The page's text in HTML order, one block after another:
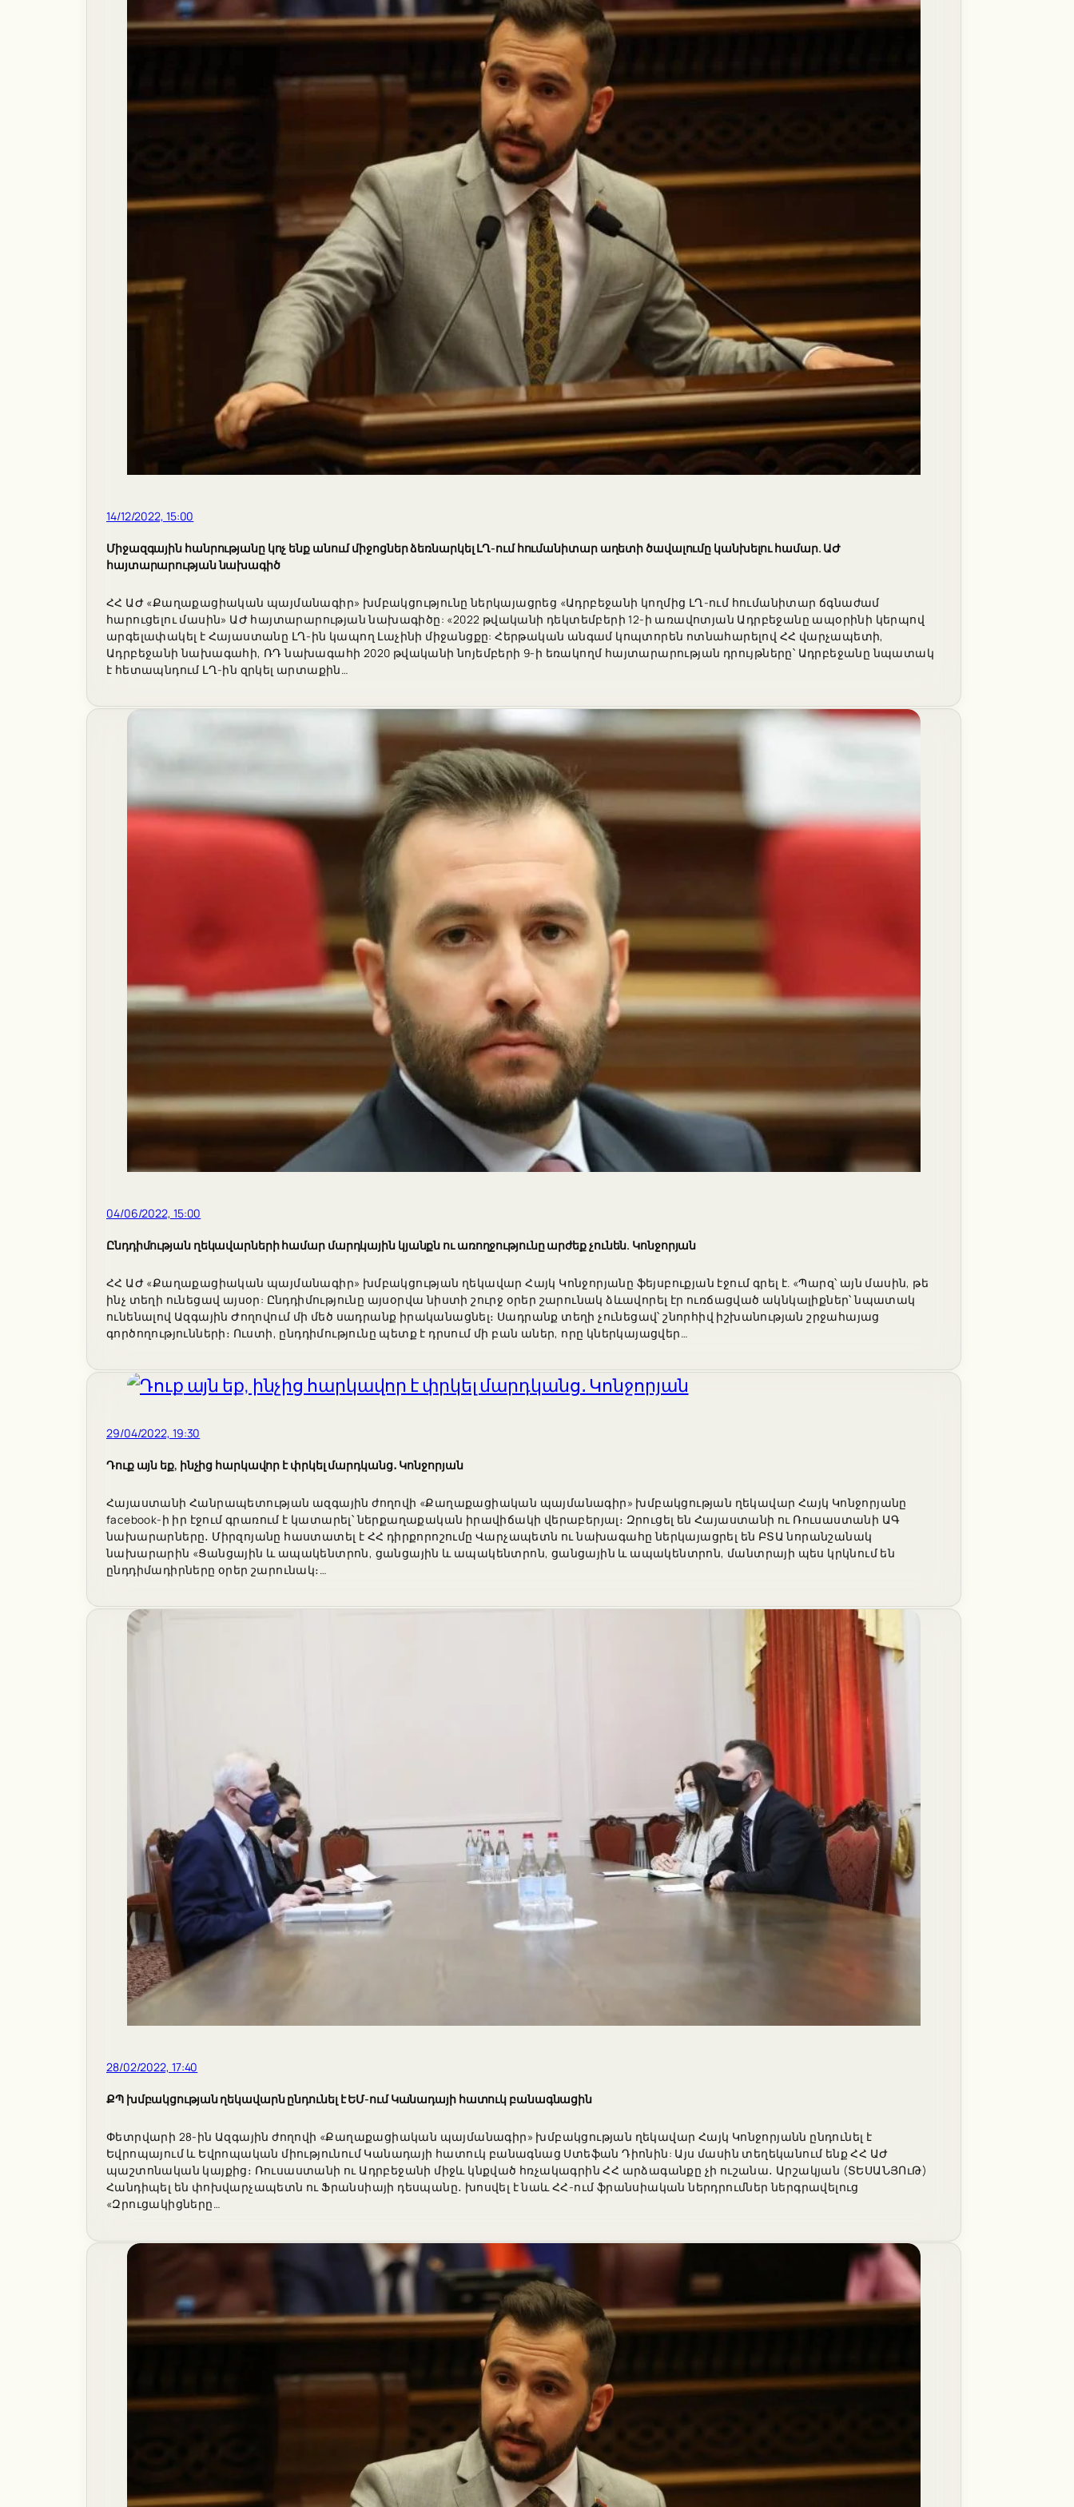
14/12/2022, 15:00
Միջազգային հանրությանը կոչ ենք անում միջոցներ ձեռնարկել ԼՂ-ում հումանիտար աղետի ծավալումը կանխելու համար. ԱԺ
հայտարարության նախագիծ
ՀՀ ԱԺ «Քաղաքացիական պայմանագիր» խմբակցությունը ներկայացրեց «Ադրբեջանի կողմից ԼՂ-ում հումանիտար ճգնաժամ
հարուցելու մասին» ԱԺ հայտարարության նախագիծը: «2022 թվականի դեկտեմբերի 12-ի առավոտյան Ադրբեջանը ապօրինի կերպով
արգելափակել է Հայաստանը ԼՂ-ին կապող Լաչինի միջանցքը: Հերթական անգամ կոպտորեն ոտնահարելով ՀՀ վարչապետի,
Ադրբեջանի նախագահի, ՌԴ նախագահի 2020 թվականի նոյեմբերի 9-ի եռակողմ հայտարարության դրույթները՝ Ադրբեջանը նպատակ
է հետապնդում ԼՂ-ին զրկել արտաքին…
04/06/2022, 15:00
Ընդդիմության ղեկավարների համար մարդկային կյանքն ու առողջությունը արժեք չունեն. Կոնջորյան
ՀՀ ԱԺ «Քաղաքացիական պայմանագիր» խմբակցության ղեկավար Հայկ Կոնջորյանը ֆեյսբուքյան էջում գրել է. «Պարզ՝ այն մասին, թե
ինչ տեղի ունեցավ այսօր: Ընդդիմությունը այսօրվա նիստի շուրջ օրեր շարունակ ձևավորել էր ուռճացված ակնկալիքներ՝ նպատակ
ունենալով Ազգային Ժողովում մի մեծ սադրանք իրականացնել։ Սադրանք տեղի չունեցավ՝ շնորհիվ իշխանության շրջահայաց
գործողությունների։ Ուստի, ընդդիմությունը պետք է դրսում մի բան աներ, որը կներկայացվեր…
29/04/2022, 19:30
Դուք այն եք, ինչից հարկավոր է փրկել մարդկանց․ Կոնջորյան
Հայաստանի Հանրապետության ազգային ժողովի «Քաղաքացիական պայմանագիր» խմբակցության ղեկավար Հայկ Կոնջորյանը
facebook-ի իր էջում գրառում է կատարել՝ ներքաղաքական իրավիճակի վերաբերյալ։ Զրուցել են Հայաստանի ու Ռուսաստանի ԱԳ
նախարարները․ Միրզոյանը հաստատել է ՀՀ դիրքորոշումը Վարչապետն ու նախագահը ներկայացրել են ԲՏԱ նորանշանակ
նախարարին «Ցանցային և ապակենտրոն, ցանցային և ապակենտրոն, ցանցային և ապակենտրոն, մանտրայի պես կրկնում են
ընդդիմադիրները օրեր շարունակ։…
28/02/2022, 17:40
ՔՊ խմբակցության ղեկավարն ընդունել է ԵՄ-ում Կանադայի հատուկ բանագնացին
Փետրվարի 28-ին Ազգային ժողովի «Քաղաքացիական պայմանագիր» խմբակցության ղեկավար Հայկ Կոնջորյանն ընդունել է
Եվրոպայում և Եվրոպական միությունում Կանադայի հատուկ բանագնաց Ստեֆան Դիոնին: Այս մասին տեղեկանում ենք ՀՀ ԱԺ
պաշտոնական կայքից։ Ռուսաստանի ու Ադրբեջանի միջև կնքված հռչակագրին ՀՀ արձագանքը չի ուշանա․ Արշակյան (ՏԵՍԱՆՅՈւԹ)
Հանդիպել են փոխվարչապետն ու Ֆրանսիայի դեսպանը․ խոսվել է նաև ՀՀ-ում ֆրանսիական ներդրումներ ներգրավելուց
«Զրուցակիցները…